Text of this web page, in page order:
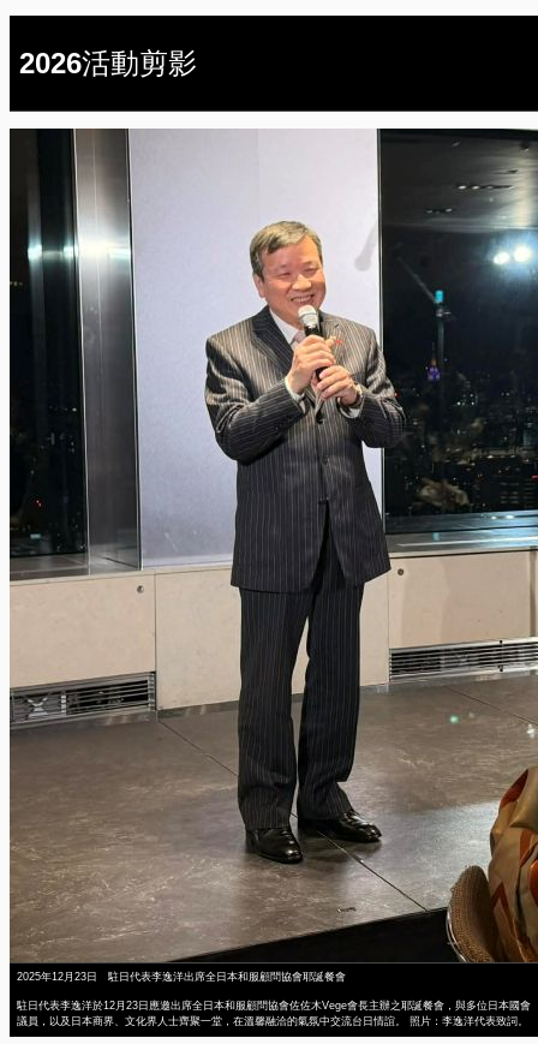
2026活動剪影
2025年12月23日 駐日代表李逸洋出席全日本和服顧問協會耶誕餐會
駐日代表李逸洋於12月23日應邀出席全日本和服顧問協會佐佐木Vege會長主辦之耶誕餐會，與多位日本國會
議員，以及日本商界、文化界人士齊聚一堂，在溫馨融洽的氣氛中交流台日情誼。 照片：李逸洋代表致詞。